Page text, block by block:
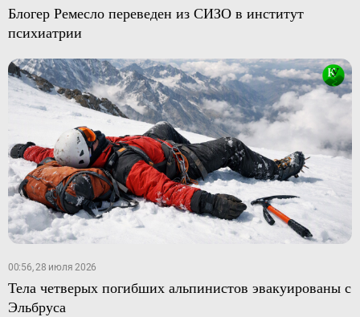
Блогер Ремесло переведен из СИЗО в институт
психиатрии
00:56, 28 июля 2026
Тела четверых погибших альпинистов эвакуированы с
Эльбруса